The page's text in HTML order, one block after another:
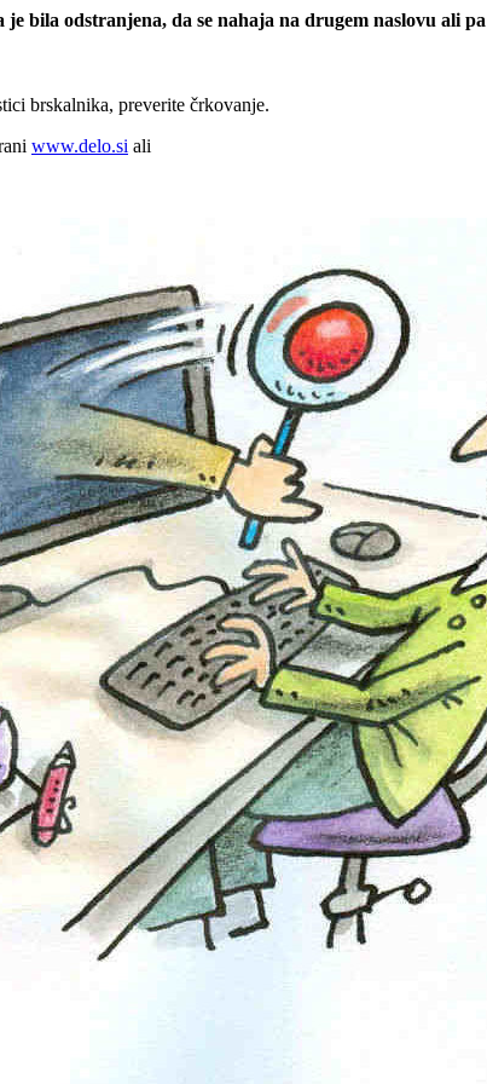
bila odstranjena, da se nahaja na drugem naslovu ali
brskalnika, preverite črkovanje.
www.delo.si ali